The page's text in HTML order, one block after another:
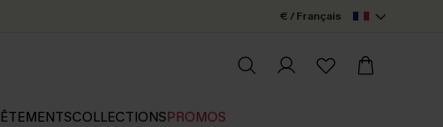
€ / Français
COLLECTIONSPROMOS